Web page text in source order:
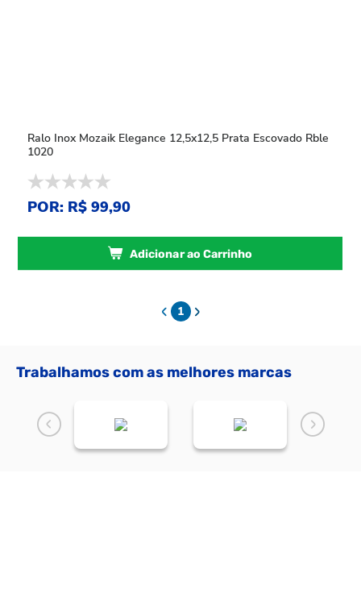
Ralo Inox Mozaik Elegance 12,5x12,5 Prata Escovado Rble
1020
POR: R$ 99,90
Adicionar ao Carrinho
1
Trabalhamos com as melhores marcas